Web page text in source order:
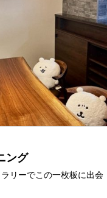
ング
リーでこの一枚板に出会